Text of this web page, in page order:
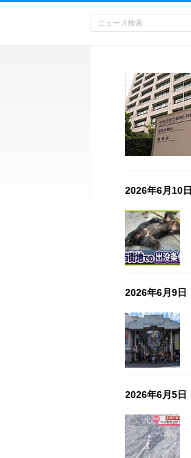
2026年6月10日
2026年6月9日
2026年6月5日